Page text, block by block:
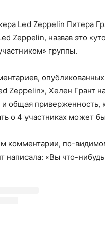
Led Zeppelin Питера
Zeppelin, назвав это
группы.
Zeppelin», Хелен Грант
и общая приверженность,
о 4 участниках может
комментарии, по-
написала: «Вы что-